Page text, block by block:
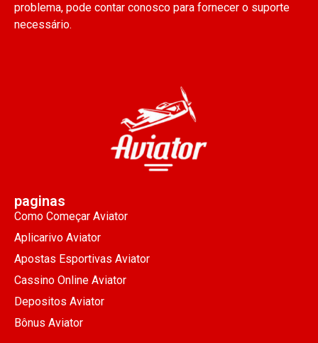
problema, pode contar conosco para fornecer o suporte
necessário.
paginas
Como Começar Aviator
Aplicarivo Aviator
Apostas Esportivas Aviator
Cassino Online Aviator
Depositos Aviator
Bônus Aviator